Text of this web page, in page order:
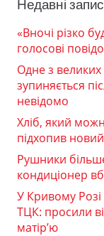
Недавні
«Вночі різко
голосові
Одне з
зупиняється
невідомо
Хліб, який
підхопив
Рушники
кондиціонер
У Кривому
ТЦК: просили
матір’ю